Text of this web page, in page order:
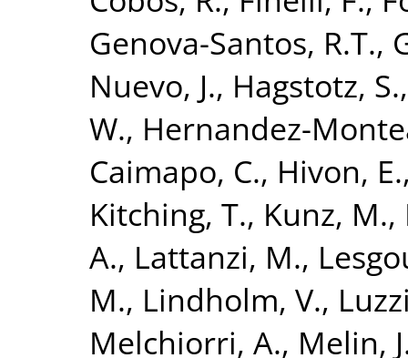
Genova-Santos, R.T.,
Nuevo, J., Hagstotz, S.
W., Hernandez-
Caimapo, C., Hivon, E.
Kitching, T., Kunz, M.,
A., Lattanzi, M.,
M., Lindholm, V.,
Melchiorri, A., Melin,